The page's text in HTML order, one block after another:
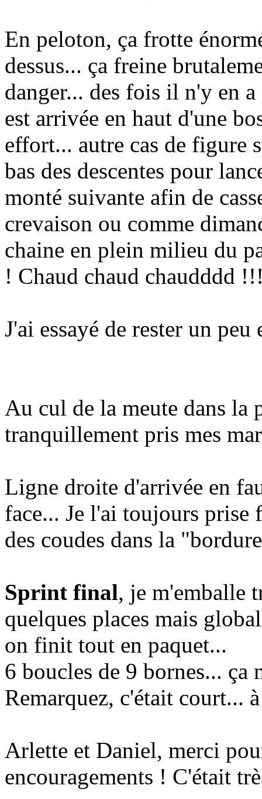
En peloton, ça frotte
dessus... ça freine
danger... des fois il n'y en
est arrivée en haut d'une
effort... autre cas de figure
bas des descentes pour
monté suivante afin de
crevaison ou comme
chaine en plein milieu du
! Chaud chaud chaudddd
J'ai essayé de rester un
Au cul de la meute dans la
tranquillement pris mes
Ligne droite d'arrivée en
face... Je l'ai toujours prise
des coudes dans la
Sprint final, je m'emballe
quelques places mais
on finit tout en paquet...
6 boucles de 9 bornes... ça
Remarquez, c'était court...
Arlette et Daniel, merci
encouragements ! C'était